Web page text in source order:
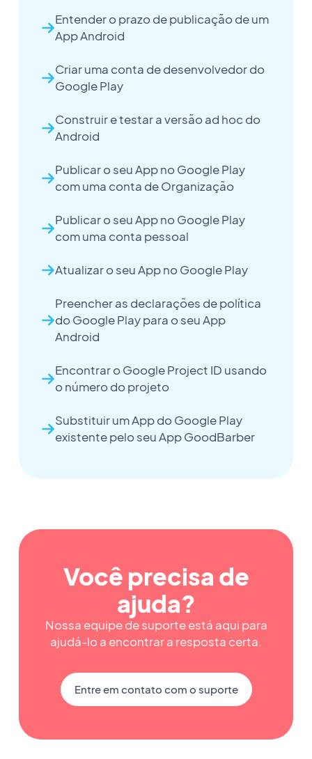
Entender o prazo de publicação de um
App Android
Criar uma conta de desenvolvedor do
Google Play
Construir e testar a versão ad hoc do
Android
Publicar o seu App no Google Play
com uma conta de Organização
Publicar o seu App no Google Play
com uma conta pessoal
Atualizar o seu App no Google Play
Preencher as declarações de política
do Google Play para o seu App
Android
Encontrar o Google Project ID usando
o número do projeto
Substituir um App do Google Play
existente pelo seu App GoodBarber
Você precisa de
ajuda?
Nossa equipe de suporte está aqui para
ajudá-lo a encontrar a resposta certa.
Entre em contato com o suporte